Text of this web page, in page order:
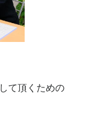
て頂くための